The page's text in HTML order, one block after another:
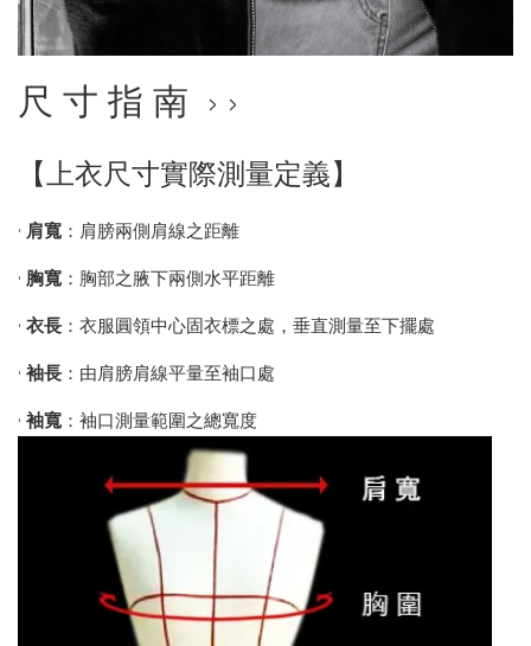
尺 寸 指 南 › ›
【上衣尺寸實際測量定義】
• 肩寬 ：肩膀兩側肩線之距離
• 胸寬 ：胸部之腋下兩側水平距離
• 衣長 ：衣服圓領中心固衣標之處，垂直測量至下擺處
• 袖長 ：由肩膀肩線平量至袖口處
• 袖寬 ：袖口測量範圍之總寬度